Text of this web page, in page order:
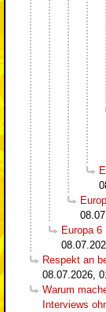
Europa
Respekt an
08.07.2026,
Warum
Interviews